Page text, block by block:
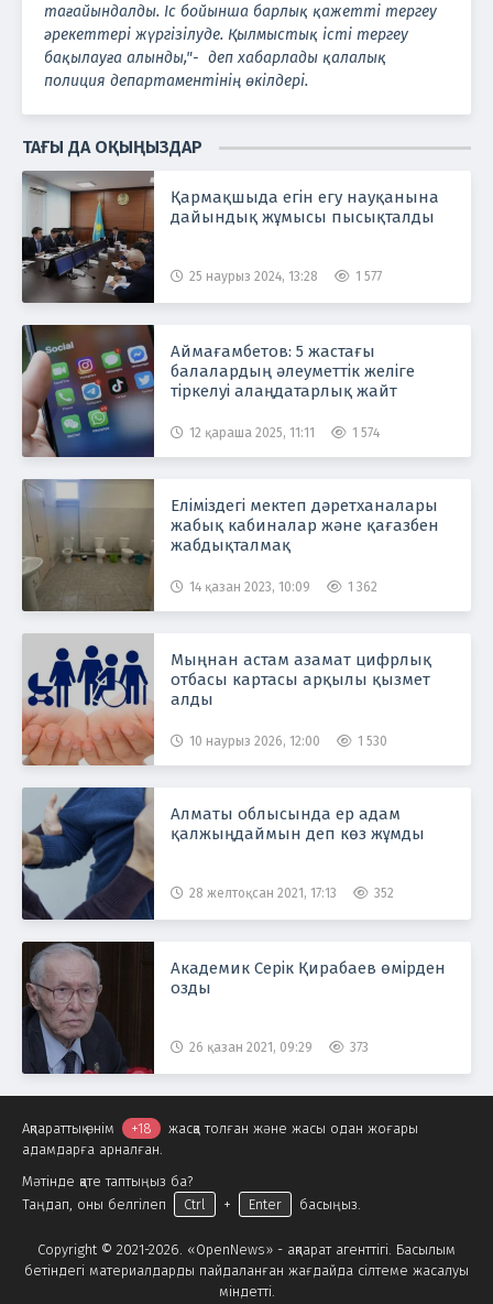
тағайындалды. Іс бойынша барлық қажетті тергеу
әрекеттері жүргізілуде. Қылмыстық істі тергеу
бақылауға алынды,"- деп хабарлады қалалық
полиция департаментінің өкілдері.
ТАҒЫ ДА ОҚЫҢЫЗДАР
Қармақшыда егін егу науқанына
дайындық жұмысы пысықталды
25 наурыз 2024, 13:28 1 577
Аймағамбетов: 5 жастағы
балалардың әлеуметтік желіге
тіркелуі алаңдатарлық жайт
12 қараша 2025, 11:11 1 574
Еліміздегі мектеп дәретханалары
жабық кабиналар және қағазбен
жабдықталмақ
14 қазан 2023, 10:09 1 362
Мыңнан астам азамат цифрлық
отбасы картасы арқылы қызмет
алды
10 наурыз 2026, 12:00 1 530
Алматы облысында ер адам
қалжыңдаймын деп көз жұмды
28 желтоқсан 2021, 17:13 352
Академик Серік Қирабаев өмірден
озды
26 қазан 2021, 09:29 373
Copyright © 2021-2026. «OpenNews» - ақпарат агенттігі. Басылым
бетіндегі материалдарды пайдаланған жағдайда сілтеме жасалуы
міндетті.
Ақпараттық өнім +18
жасқа толған және жасы одан жоғары
адамдарға арналған.
Мәтінде қате таптыңыз ба?
Таңдап, оны белгілеп
Ctrl + Enter басыңыз.